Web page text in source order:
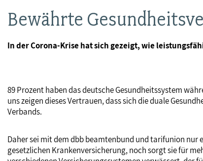
Bewährte
In der Corona-Krise hat sich gezeigt, wie
89 Prozent haben das deutsche Gesundheitssystem
uns zeigen dieses Vertrauen, dass sich die duale
Verbands.
Daher sei mit dem dbb beamtenbund und tarifunion nur
gesetzlichen Krankenversicherung, noch sorgt sie für